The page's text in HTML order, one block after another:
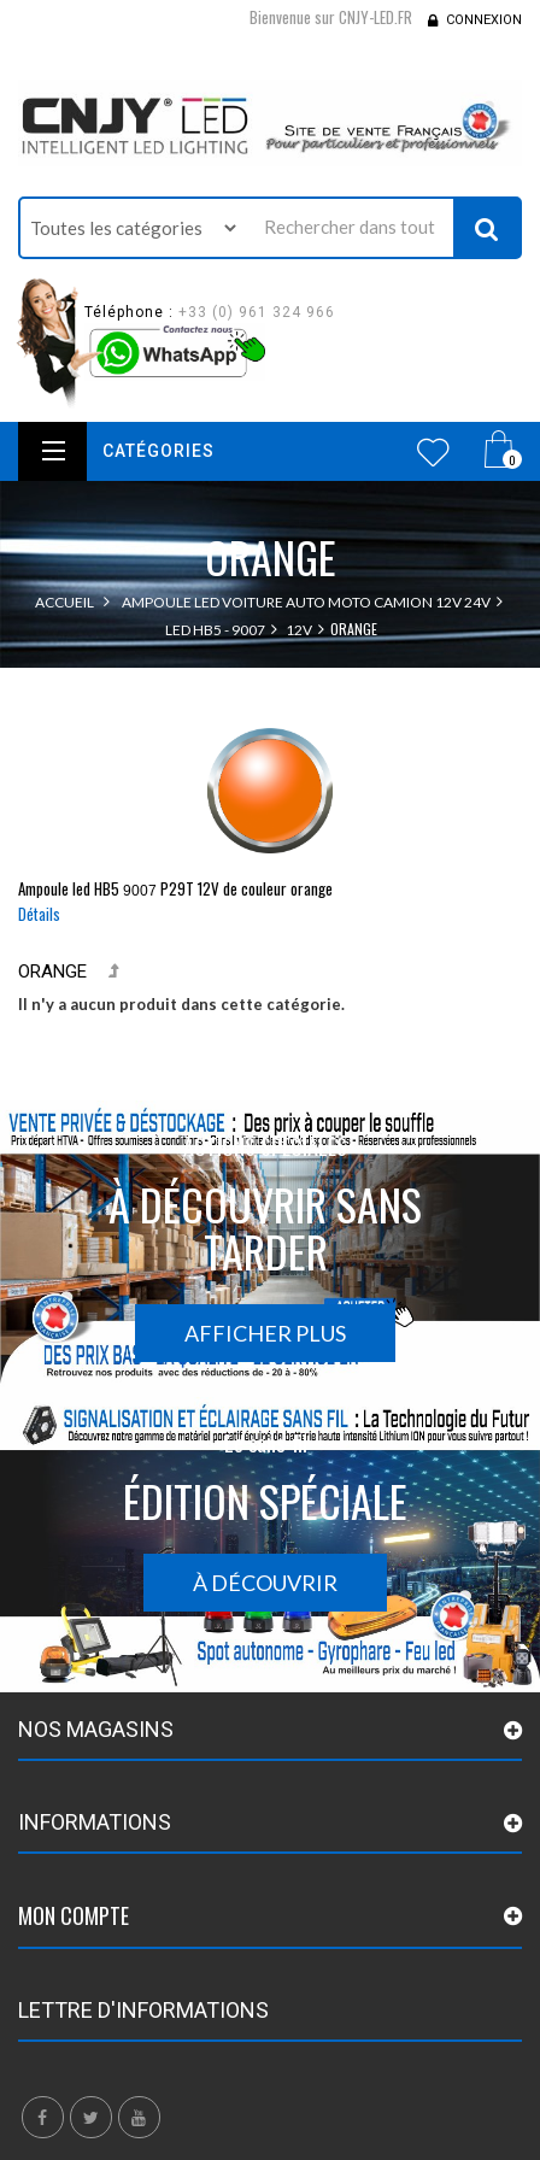
Bienvenue sur CNJY-LED.FR CONNEXION
Téléphone : +33 (0) 961 324 966
0
CATÉGORIES
ORANGE
ACCUEIL
AMPOULE LED VOITURE AUTO MOTO CAMION 12V 24V
LED HB5 - 9007
12V ORANGE
Ampoule ledHB5 9007 P29T 12V de couleur orange
Détails
ORANGE
Il n'y a aucun produit dans cette catégorie.
ACTIONS SPÉCIALES
À DÉCOUVRIR SANS
TARDER
AFFICHER PLUS
Le sans-fil
ÉDITION SPÉCIALE
À DÉCOUVRIR
NOS MAGASINS
INFORMATIONS
MON COMPTE
LETTRE D'INFORMATIONS